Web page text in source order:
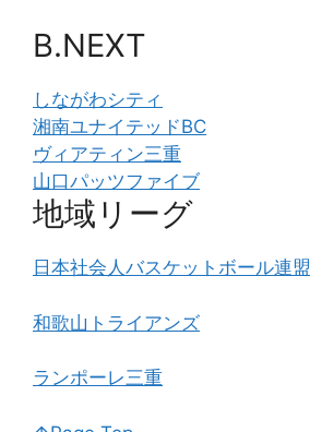
B.NEXT
しながわシティ
湘南ユナイテッドBC
ヴィアティン三重
山口パッツファイブ
地域リーグ
日本社会人バスケットボール連盟
和歌山トライアンズ
ランポーレ三重